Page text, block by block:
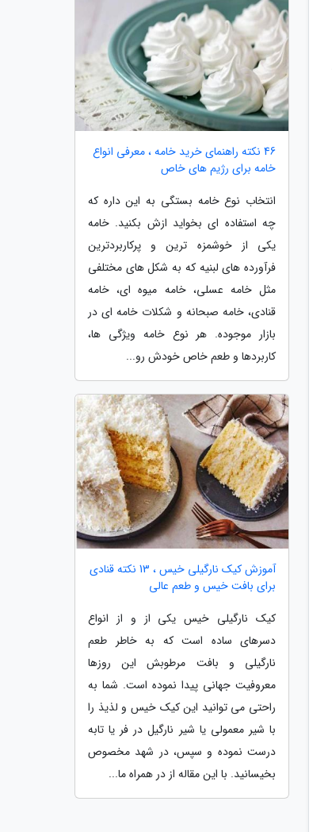
46 نکته راهنمای خرید خامه ، معرفی انواع
خامه برای رژیم های خاص
انتخاب نوع خامه بستگی به این داره که
چه استفاده ای بخواید ازش بکنید. خامه
یکی از خوشمزه ترین و پرکاربردترین
فرآورده های لبنیه که به شکل های مختلفی
مثل خامه عسلی، خامه میوه ای، خامه
قنادی، خامه صبحانه و شکلات خامه ای در
بازار موجوده. هر نوع خامه ویژگی ها،
کاربردها و طعم خاص خودش رو...
آموزش کیک نارگیلی خیس ، 13 نکته قنادی
برای بافت خیس و طعم عالی
کیک نارگیلی خیس یکی از و از انواع
دسرهای ساده است که به خاطر طعم
نارگیلی و بافت مرطوبش این روزها
معروفیت جهانی پیدا نموده است. شما به
راحتی می توانید این کیک خیس و لذیذ را
با شیر معمولی یا شیر نارگیل در فر یا تابه
درست نموده و سپس، در شهد مخصوص
بخیسانید. با این مقاله از در همراه ما...